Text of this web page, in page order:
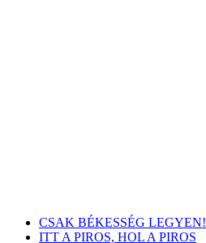
CSAK BÉKESSÉG LEGYEN!
ITT A PIROS, HOL A PIROS